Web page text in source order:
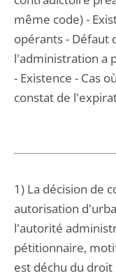
même code) -
opérants - Défaut
l'administration a
- Existence - Cas
constat de
1) La décision de
autorisation
l'autorité
pétitionnaire,
est déchu du